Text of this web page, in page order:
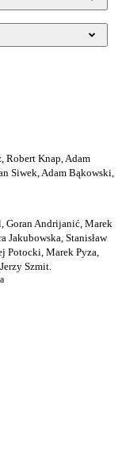
Robert Knap, Adam
Siwek, Adam Bąkowski,
Goran Andrijanić, Marek
Jakubowska, Stanisław
Potocki, Marek Pyza,
Szmit.